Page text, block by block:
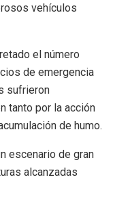
vehículos
el número
de emergencia
sufrieron
tanto por la acción
de humo.
escenario de gran
alcanzadas